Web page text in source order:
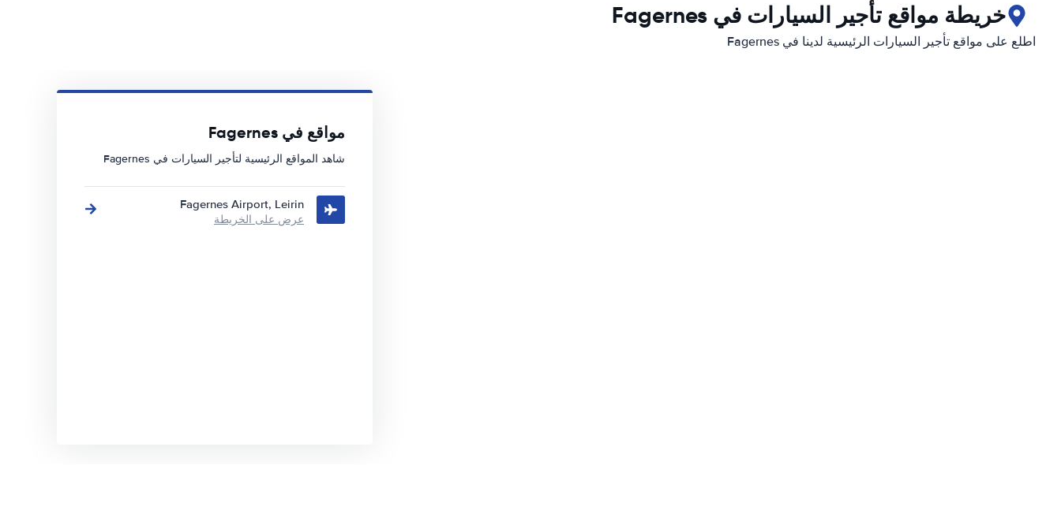
خريطة مواقع تأجير السيارات في Fagernes
اطلع على مواقع تأجير السيارات الرئيسية لدينا في Fagernes
مواقع في Fagernes
شاهد المواقع الرئيسية لتأجير السيارات في Fagernes
Fagernes Airport, Leirin
عرض على الخريطة